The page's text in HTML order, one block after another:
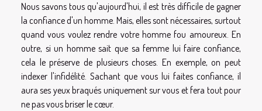
Nous savons tous qu'aujourd'hui, il est très difficile de gagner
la confiance d'un homme. Mais, elles sont nécessaires, surtout
quand vous voulez rendre votre homme fou amoureux. En
outre, si un homme sait que sa femme lui faire confiance,
cela le préserve de plusieurs choses. En exemple, on peut
indexer l'infidélité. Sachant que vous lui faites confiance, il
aura ses yeux braqués uniquement sur vous et fera tout pour
ne pas vous briser le cœur.